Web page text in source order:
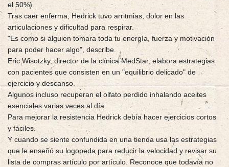
el 50%).
Tras caer enferma, Hedrick tuvo arritmias, dolor en las
articulaciones y dificultad para respirar.
"Es como si alguien tomara toda tu energía, fuerza y motivación
para poder hacer algo", describe.
Eric Wisotzky, director de la clínica MedStar, elabora estrategias
con pacientes que consisten en un "equilibrio delicado" de
ejercicio y descanso.
Algunos incluso recuperan el olfato perdido inhalando aceites
esenciales varias veces al día.
Para mejorar la resistencia Hedrick debía hacer ejercicios cortos
y fáciles.
Y cuando se siente confundida en una tienda usa las estrategias
que le enseñó su logopeda para reducir la velocidad y revisar su
lista de compras artículo por artículo. Reconoce que todavía no